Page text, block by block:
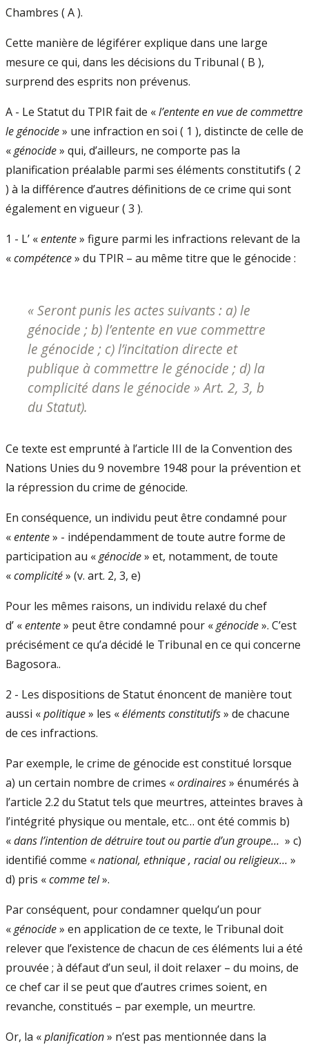
Chambres ( A ).
Cette manière de légiférer explique dans une large
mesure ce qui, dans les décisions du Tribunal ( B ),
surprend des esprits non prévenus.
A - Le Statut du TPIR fait de «l’entente en vue de commettre
le génocide» une infraction en soi ( 1 ), distincte de celle de
«génocide» qui, d’ailleurs, ne comporte pas la
planification préalable parmi ses éléments constitutifs ( 2
) à la différence d’autres définitions de ce crime qui sont
également en vigueur ( 3 ).
1 - L’ «entente» figure parmi les infractions relevant de la
«compétence» du TPIR – au même titre que le génocide :
«Seront punis les actes suivants : a) le
génocide ; b) l’entente en vue commettre
le génocide ; c) l’incitation directe et
publique à commettre le génocide ; d) la
complicité dans le génocide » Art. 2, 3, b
du Statut).
Ce texte est emprunté à l’article III de la Convention des
Nations Unies du 9 novembre 1948 pour la prévention et
la répression du crime de génocide.
En conséquence, un individu peut être condamné pour
«entente» - indépendamment de toute autre forme de
participation au «génocide» et, notamment, de toute
«complicité» (v. art. 2, 3, e)
Pour les mêmes raisons, un individu relaxé du chef
d’ «entente» peut être condamné pour «génocide». C’est
précisément ce qu’a décidé le Tribunal en ce qui concerne
Bagosora..
2 - Les dispositions de Statut énoncent de manière tout
aussi «politique» les «éléments constitutifs» de chacune
de ces infractions.
Par exemple, le crime de génocide est constitué lorsque
a) un certain nombre de crimes «ordinaires» énumérés à
l’article 2.2 du Statut tels que meurtres, atteintes braves à
l’intégrité physique ou mentale, etc… ont été commis b)
«dans l’intention de détruire tout ou partie d’un groupe… » c)
identifié comme «national, ethnique , racial ou religieux… »
d) pris «comme tel».
Par conséquent, pour condamner quelqu’un pour
«génocide» en application de ce texte, le Tribunal doit
relever que l’existence de chacun de ces éléments lui a été
prouvée ; à défaut d’un seul, il doit relaxer – du moins, de
ce chef car il se peut que d’autres crimes soient, en
revanche, constitués – par exemple, un meurtre.
Or, la «planification» n’est pas mentionnée dans la